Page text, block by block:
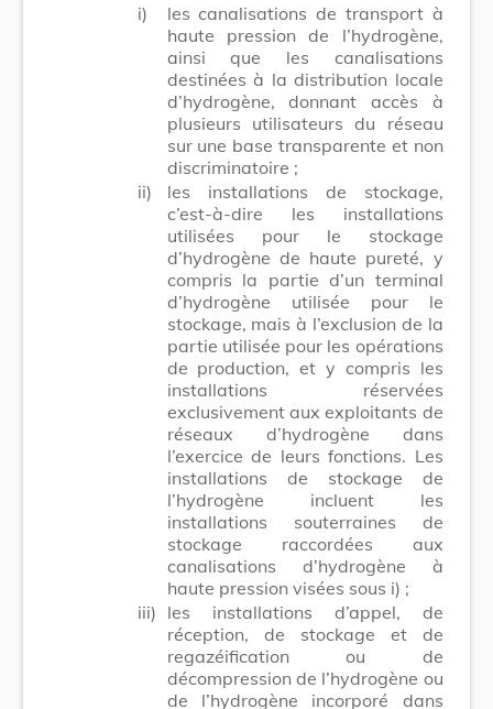
i)
les canalisations de transport à
haute pression de l’hydrogène,
ainsi que les canalisations
destinées à la distribution locale
d’hydrogène, donnant accès à
plusieurs utilisateurs du réseau
sur une base transparente et non
discriminatoire ;
ii)
les installations de stockage,
c’est-à-dire les installations
utilisées pour le stockage
d’hydrogène de haute pureté, y
compris la partie d’un terminal
d’hydrogène utilisée pour le
stockage, mais à l’exclusion de la
partie utilisée pour les opérations
de production, et y compris les
installations réservées
exclusivement aux exploitants de
réseaux d’hydrogène dans
l’exercice de leurs fonctions. Les
installations de stockage de
l’hydrogène incluent les
installations souterraines de
stockage raccordées aux
canalisations d’hydrogène à
haute pression visées sous i) ;
iii) les installations d’appel, de
réception, de stockage et de
regazéification ou de
décompression de l’hydrogène ou
de l’hydrogène incorporé dans